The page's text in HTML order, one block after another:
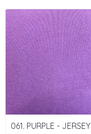
061. PURPLE - JERSEY